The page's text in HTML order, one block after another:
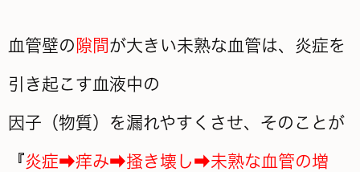
血管壁の 隙間が大きい未熟な血管は、炎症を
引き起こす血液中の
因子（物質）を漏れやすくさせ、そのことが
『 炎症➡痒み➡掻き壊し➡未熟な血管の増